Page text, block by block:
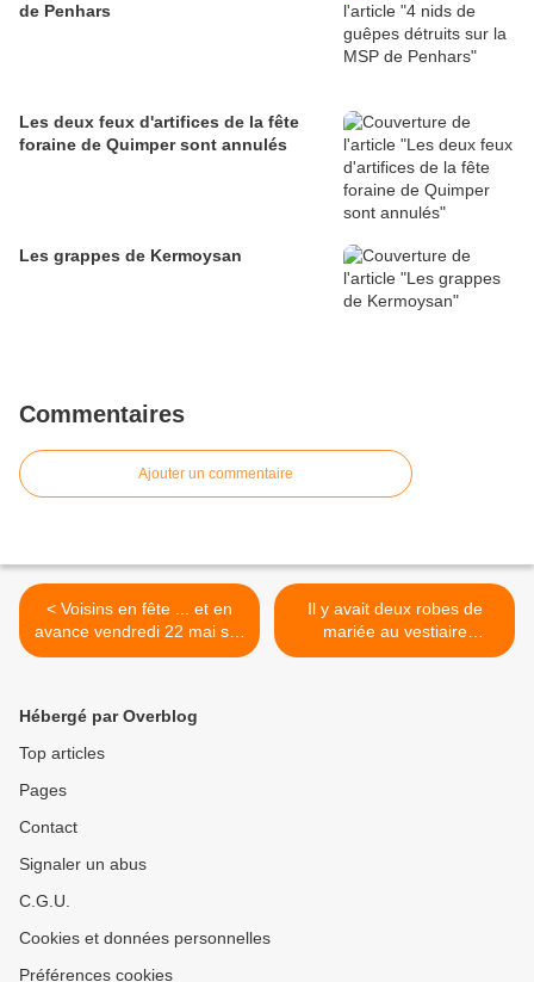
de Penhars
Les deux feux d'artifices de la fête
foraine de Quimper sont annulés
Les grappes de Kermoysan
Commentaires
Ajouter un commentaire
< Voisins en fête ... et en
avance vendredi 22 mai sur
le parvis de la MPT de
Il y avait deux robes de
mariée au vestiaire
solidaire. Il en reste une !
Hébergé par Overblog
Top articles
Pages
Contact
Signaler un abus
C.G.U.
Cookies et données personnelles
Préférences cookies